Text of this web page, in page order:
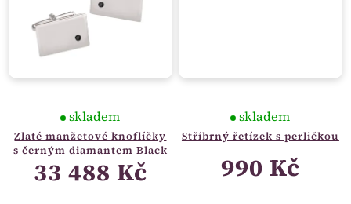
Zlaté manžetové knoflíčky
s černým diamantem Black
skladem
33 488 Kč
Stříbrný řetízek s perličkou
skladem
990 Kč